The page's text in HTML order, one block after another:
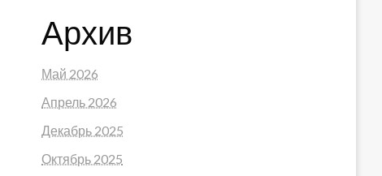
Архив
Май 2026
Апрель 2026
Декабрь 2025
Октябрь 2025